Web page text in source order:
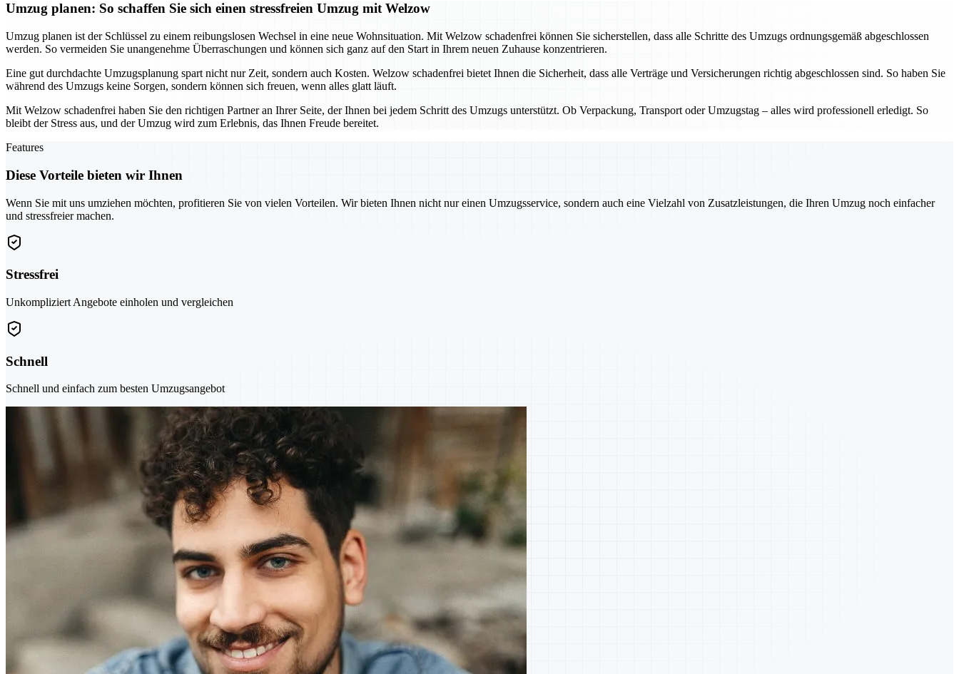
Umzug planen: So schaffen Sie sich einen stressfreien Umzug mit Welzow
Umzug planen ist der Schlüssel zu einem reibungslosen Wechsel in eine neue Wohnsituation. Mit Welzow schadenfrei können Sie sicherstellen, dass alle Schritte des Umzugs ordnungsgemäß abgeschlossen
werden. So vermeiden Sie unangenehme Überraschungen und können sich ganz auf den Start in Ihrem neuen Zuhause konzentrieren.
Eine gut durchdachte Umzugsplanung spart nicht nur Zeit, sondern auch Kosten. Welzow schadenfrei bietet Ihnen die Sicherheit, dass alle Verträge und Versicherungen richtig abgeschlossen sind. So haben Sie
während des Umzugs keine Sorgen, sondern können sich freuen, wenn alles glatt läuft.
Mit Welzow schadenfrei haben Sie den richtigen Partner an Ihrer Seite, der Ihnen bei jedem Schritt des Umzugs unterstützt. Ob Verpackung, Transport oder Umzugstag – alles wird professionell erledigt. So
bleibt der Stress aus, und der Umzug wird zum Erlebnis, das Ihnen Freude bereitet.
Features
Diese Vorteile bieten wir Ihnen
Wenn Sie mit uns umziehen möchten, profitieren Sie von vielen Vorteilen. Wir bieten Ihnen nicht nur einen Umzugsservice, sondern auch eine Vielzahl von Zusatzleistungen, die Ihren Umzug noch einfacher
und stressfreier machen.
Stressfrei
Unkompliziert Angebote einholen und vergleichen
Schnell
Schnell und einfach zum besten Umzugsangebot